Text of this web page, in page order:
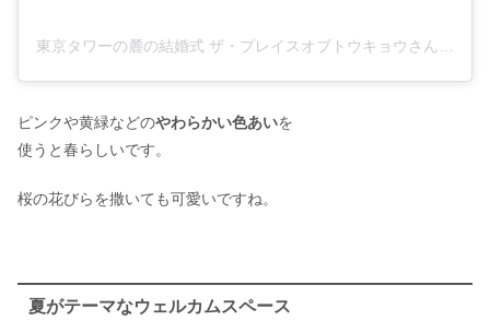
東京タワーの麓の結婚式 ザ・プレイスオブトウキョウさん(@theplaceoftokyo)がシェアした投稿
ピンクや黄緑などのやわらかい色あいを
使うと春らしいです。
桜の花びらを撒いても可愛いですね。
夏がテーマなウェルカムスペース